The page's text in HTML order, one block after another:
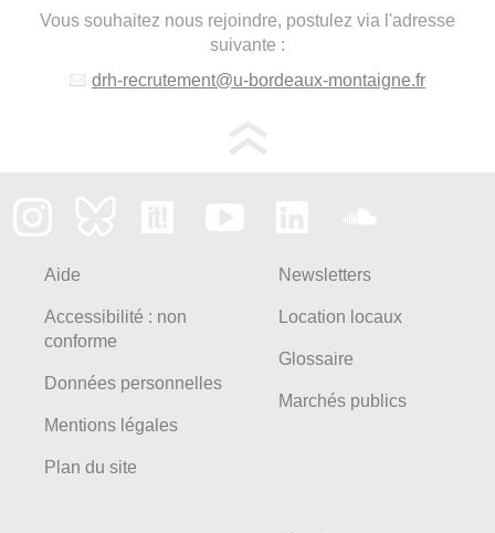
Vous souhaitez nous rejoindre, postulez via l'adresse
suivante :
drh-recrutement@u-bordeaux-montaigne.fr
Aide
Accessibilité : non
conforme
Données personnelles
Mentions légales
Plan du site
Newsletters
Location locaux
Glossaire
Marchés publics